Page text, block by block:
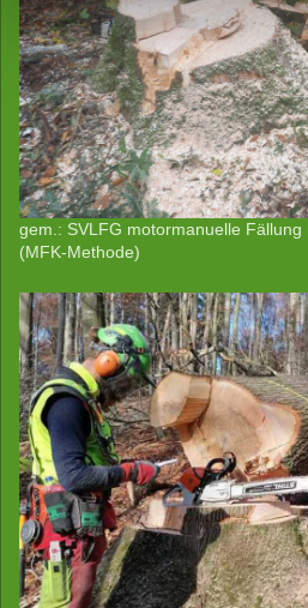
gem.: SVLFG motormanuelle
(MFK-Methode)